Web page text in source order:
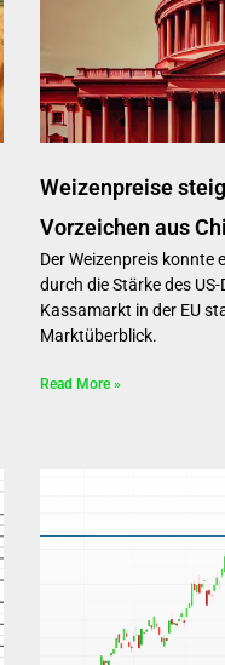
Weizenpreise
Vorzeichen aus
Der Weizenpreis konnte
durch die Stärke des
Kassamarkt in der EU
Marktüberblick.
Read More »